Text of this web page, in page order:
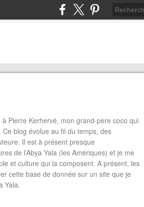
Pierre Kerhervé, mon grand-père coco qui
blog évolue au fil du temps, des
Il est à présent presque
de l’Abya Yala (les Amériques) et je me
et culture qui la composent. A présent, les
cette base de donnée sur un site que je
Yala.